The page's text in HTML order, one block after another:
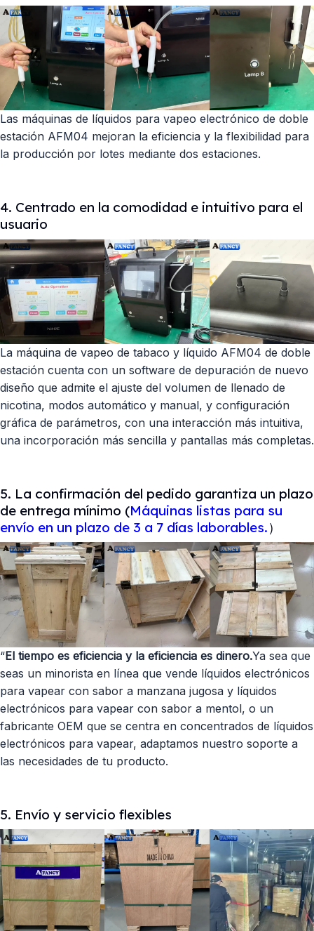
Las máquinas de líquidos para vapeo electrónico de doble
estación AFM04 mejoran la eficiencia y la flexibilidad para
la producción por lotes mediante dos estaciones.
4. Centrado en la comodidad e intuitivo para el
usuario
La máquina de vapeo de tabaco y líquido AFM04 de doble
estación cuenta con un software de depuración de nuevo
diseño que admite el ajuste del volumen de llenado de
nicotina, modos automático y manual, y configuración
gráfica de parámetros, con una interacción más intuitiva,
una incorporación más sencilla y pantallas más completas.
5. La confirmación del pedido garantiza un plazo
de entrega mínimo (Máquinas listas para su
envío en un plazo de 3 a 7 días laborables.）
“El tiempo es eficiencia y la eficiencia es dinero.Ya sea que
seas un minorista en línea que vende líquidos electrónicos
para vapear con sabor a manzana jugosa y líquidos
electrónicos para vapear con sabor a mentol, o un
fabricante OEM que se centra en concentrados de líquidos
electrónicos para vapear, adaptamos nuestro soporte a
las necesidades de tu producto.
5. Envío y servicio flexibles